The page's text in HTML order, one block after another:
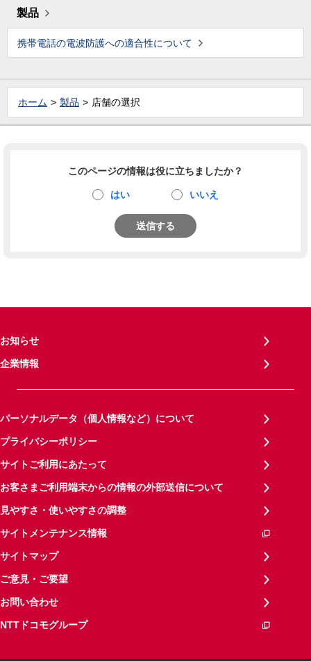
製品
携帯電話の電波防護への適合性について
ホーム 製品 店舗の選択
このページの情報は役に立ちましたか？
はい いいえ
送信する
お知らせ
企業情報
パーソナルデータ（個人情報など）について
プライバシーポリシー
サイトご利用にあたって
お客さまご利用端末からの情報の外部送信について
見やすさ・使いやすさの調整
サイトメンテナンス情報
サイトマップ
ご意見・ご要望
お問い合わせ
NTTドコモグループ